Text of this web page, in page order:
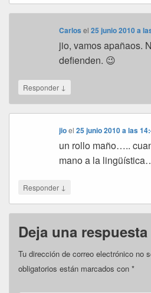
Carlos el25 junio 2010 a
jio, vamos apañaos.
defienden. 😉
Responder ↓
jioel25 junio 2010 a las
un rollo maño…..
mano a la
Responder ↓
Deja una respuesta
Tu dirección de correo electrónico no
obligatorios están marcados con *